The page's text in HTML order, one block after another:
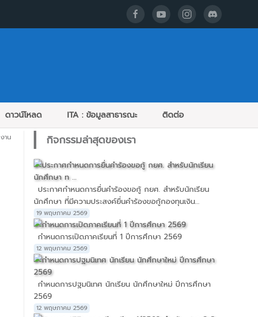
ดาวน์โหลด ITA : ข้อมูลสาธารณะ ติดต่อ
งาน
กิจกรรมล่าสุดของเรา
ประกาศกำหนดการยื่นคำร้องขอกู้ กยศ. สำหรับนักเรียน
นักศึกษา ที่มีความประสงค์ยื่นคำร้องขอกู้กองทุนเงิน...
19 พฤษภาคม 2569
กำหนดการเปิดภาคเรียนที่ 1 ปีการศึกษา 2569
12 พฤษภาคม 2569
กำหนดการปฐมนิเทศ นักเรียน นักศึกษาใหม่ ปีการศึกษา
2569
12 พฤษภาคม 2569